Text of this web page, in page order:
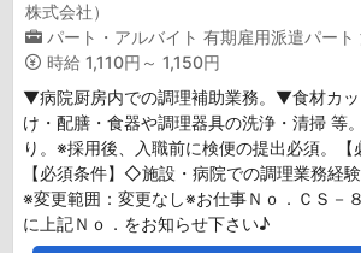
株式会社）
パート・アルバイト 有期雇用派遣パート
時給 1,110円～ 1,150円
▼病院厨房内での調理補助業務。▼食材カ
け・配膳・食器や調理器具の洗浄・清掃 等
り。※採用後、入職前に検便の提出必須。
【必須条件】◇施設・病院での調理業務経
※変更範囲：変更なし※お仕事Ｎｏ．ＣＳ－
に上記Ｎｏ．をお知らせ下さい♪